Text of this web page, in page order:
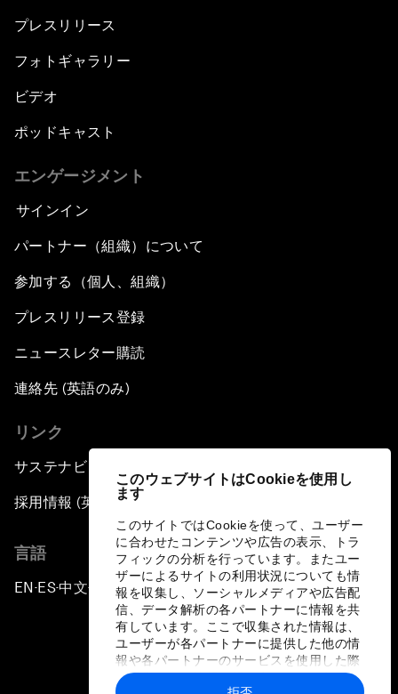
このウェブサイトはCookieを使用し
ます
このサイトではCookieを使って、ユーザー
に合わせたコンテンツや広告の表示、トラ
フィックの分析を行っています。またユー
ザーによるサイトの利用状況についても情
報を収集し、ソーシャルメディアや広告配
信、データ解析の各パートナーに情報を共
有しています。ここで収集された情報は、
ユーザーが各パートナーに提供した他の情
報や各パートナーのサービスを使用した際
に収集された情報と組み合わされ、各パー
プレスリリース
フォトギャラリー
ビデオ
ポッドキャスト
エンゲージメント
サインイン
パートナー（組織）について
参加する（個人、組織）
プレスリリース登録
ニュースレター購読
連絡先 (英語のみ)
リンク
サステナビリティへの取り組み
採用情報 (英語のみ)
言語
EN ▪ ES▪中文▪ 日本語